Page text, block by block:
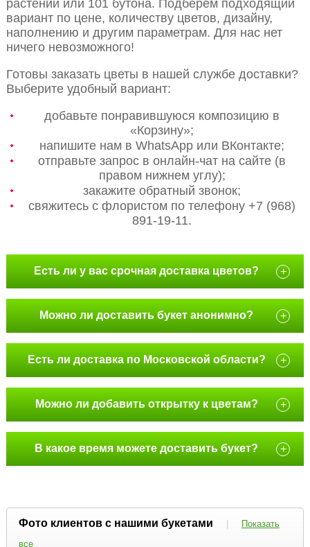
растений или 101 бутона. Подберем подходящий
вариант по цене, количеству цветов, дизайну,
наполнению и другим параметрам. Для нас нет
ничего невозможного!
Готовы заказать цветы в нашей службе доставки?
Выберите удобный вариант:
добавьте понравившуюся композицию в
«Корзину»;
напишите нам в WhatsApp или ВКонтакте;
отправьте запрос в онлайн-чат на сайте (в
правом нижнем углу);
закажите обратный звонок;
свяжитесь с флористом по телефону +7 (968)
891-19-11.
Есть ли у вас срочная доставка цветов? +
Можно ли доставить букет анонимно? +
Есть ли доставка по Московской области? +
Можно ли добавить открытку к цветам? +
В какое время можете доставить букет? +
Фото клиентов с нашими букетами |
Показать
все